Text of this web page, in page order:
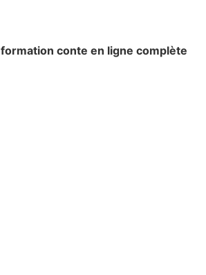
formation conte en ligne complète